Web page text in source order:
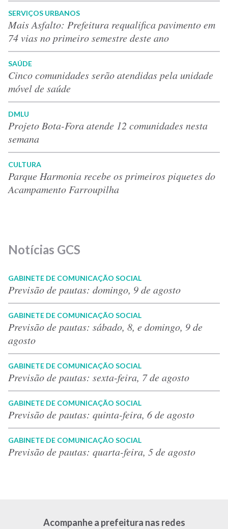
SERVIÇOS URBANOS
Mais Asfalto: Prefeitura requalifica pavimento em
74 vias no primeiro semestre deste ano
SAÚDE
Cinco comunidades serão atendidas pela unidade
móvel de saúde
DMLU
Projeto Bota-Fora atende 12 comunidades nesta
semana
CULTURA
Parque Harmonia recebe os primeiros piquetes do
Acampamento Farroupilha
Notícias GCS
GABINETE DE COMUNICAÇÃO SOCIAL
Previsão de pautas: domingo, 9 de agosto
GABINETE DE COMUNICAÇÃO SOCIAL
Previsão de pautas: sábado, 8, e domingo, 9 de
agosto
GABINETE DE COMUNICAÇÃO SOCIAL
Previsão de pautas: sexta-feira, 7 de agosto
GABINETE DE COMUNICAÇÃO SOCIAL
Previsão de pautas: quinta-feira, 6 de agosto
GABINETE DE COMUNICAÇÃO SOCIAL
Previsão de pautas: quarta-feira, 5 de agosto
Acompanhe a prefeitura nas redes